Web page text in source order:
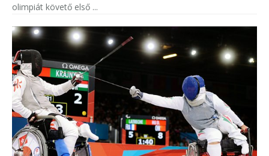
olimpiát követő első ...